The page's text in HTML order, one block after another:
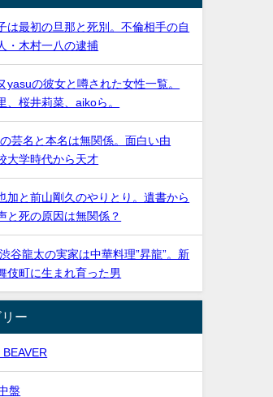
は最初の旦那と死別。不倫相手の自
・木村一八の逮捕
yasuの彼女と噂された女性一覧。
、桜井莉菜、aikoら。
芸名と本名は無関係。面白い由
大学時代から天才
加と前山剛久のやりとり。遺書から
と死の原因は無関係？
谷龍太の実家は中華料理”昇龍”。新
伎町に生まれ育った男
ー
BEAVER
盤